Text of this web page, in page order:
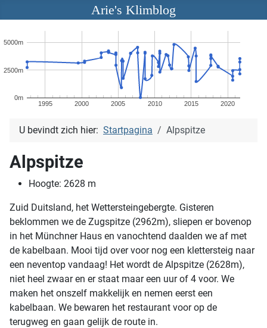
Arie's Klimblog
1995 2000 2005 2010 2015 2020
0m
2500m
5000m
U bevindt zich hier: Startpagina Alpspitze
Alpspitze
Hoogte: 2628 m
Zuid Duitsland, het Wettersteingebergte. Gisteren
beklommen we de Zugspitze (2962m), sliepen er bovenop
in het Münchner Haus en vanochtend daalden we af met
de kabelbaan. Mooi tijd over voor nog een klettersteig naar
een neventop vandaag! Het wordt de Alpspitze (2628m),
niet heel zwaar en er staat maar een uur of 4 voor. We
maken het onszelf makkelijk en nemen eerst een
kabelbaan. We bewaren het restaurant voor op de
terugweg en gaan gelijk de route in.